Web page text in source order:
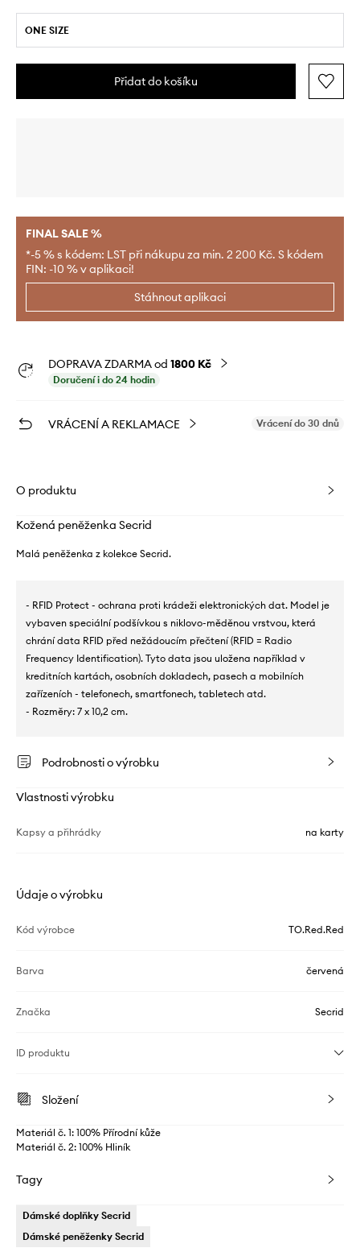
ONE SIZE
Přidat do košíku
FINAL SALE %
*-5 % s kódem: LST při nákupu za min. 2 200 Kč. S kódem
FIN: -10 % v aplikaci!
Stáhnout aplikaci
DOPRAVA ZDARMA od 1800 Kč
Doručení i do 24 hodin
VRÁCENÍ A REKLAMACE Vrácení do 30 dnů
O produktu
Kožená peněženka Secrid
Malá peněženka z kolekce Secrid.
- RFID Protect - ochrana proti krádeži elektronických dat. Model je
vybaven speciální podšívkou s niklovo-měděnou vrstvou, která
chrání data RFID před nežádoucím přečtení (RFID = Radio
Frequency Identification). Tyto data jsou uložena například v
kreditních kartách, osobních dokladech, pasech a mobilních
zařízeních - telefonech, smartfonech, tabletech atd.
- Rozměry: 7 x 10,2 cm.
Podrobnosti o výrobku
Vlastnosti výrobku
Kapsy a přihrádky na karty
Údaje o výrobku
Kód výrobce TO.Red.Red
Barva červená
Značka Secrid
ID produktu
Složení
Materiál č. 1: 100% Přírodní kůže
Materiál č. 2: 100% Hliník
Tagy
Dámské doplňky Secrid
Dámské peněženky Secrid